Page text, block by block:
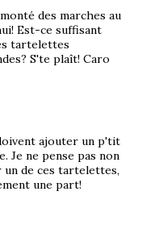
des marches au
Est-ce suffisant
tartelettes
S'te plaît! Caro
ajouter un p'tit
Je ne pense pas non
de ces tartelettes,
une part!